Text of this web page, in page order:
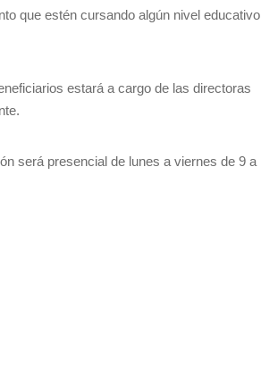
que estén cursando algún nivel educativo
estará a cargo de las directoras
será presencial de lunes a viernes de 9 a